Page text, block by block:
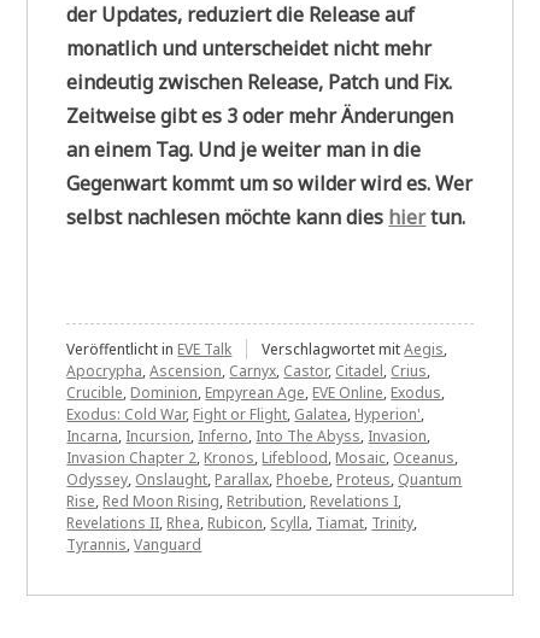
der Updates, reduziert die Release auf
monatlich und unterscheidet nicht mehr
eindeutig zwischen Release, Patch und Fix.
Zeitweise gibt es 3 oder mehr Änderungen
an einem Tag. Und je weiter man in die
Gegenwart kommt um so wilder wird es. Wer
selbst nachlesen möchte kann dies hiertun.
Veröffentlicht in EVE Talk Verschlagwortet mitAegis,
Apocrypha,Ascension, Carnyx, Castor, Citadel, Crius,
Crucible, Dominion, Empyrean Age, EVE Online, Exodus,
Exodus: Cold War, Fight or Flight, Galatea, Hyperion',
Incarna, Incursion, Inferno, Into The Abyss, Invasion,
Invasion Chapter 2, Kronos, Lifeblood, Mosaic, Oceanus,
Odyssey, Onslaught, Parallax, Phoebe, Proteus, Quantum
Rise, Red Moon Rising, Retribution, Revelations I,
Revelations II, Rhea, Rubicon, Scylla, Tiamat, Trinity,
Tyrannis,Vanguard